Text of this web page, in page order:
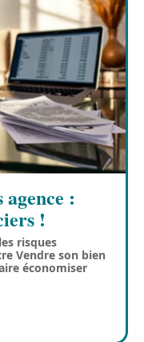
agence :
!
risques
Vendre son bien
économiser